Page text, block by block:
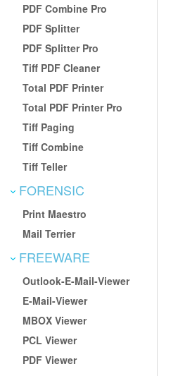
PDF Combine Pro
PDF Splitter
PDF Splitter Pro
Tiff PDF Cleaner
Total PDF Printer
Total PDF Printer Pro
Tiff Paging
Tiff Combine
Tiff Teller
FORENSIC
Print Maestro
Mail Terrier
FREEWARE
Outlook-E-Mail-Viewer
E-Mail-Viewer
MBOX Viewer
PCL Viewer
PDF Viewer